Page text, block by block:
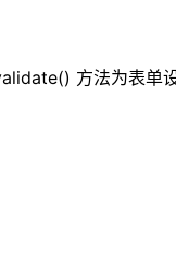
方法为表单